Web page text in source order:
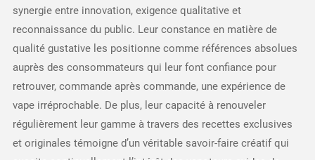
synergie entre innovation, exigence qualitative et
reconnaissance du public. Leur constance en matière de
qualité gustative les positionne comme références absolues
auprès des consommateurs qui leur font confiance pour
retrouver, commande après commande, une expérience de
vape irréprochable. De plus, leur capacité à renouveler
régulièrement leur gamme à travers des recettes exclusives
et originales témoigne d’un véritable savoir-faire créatif qui